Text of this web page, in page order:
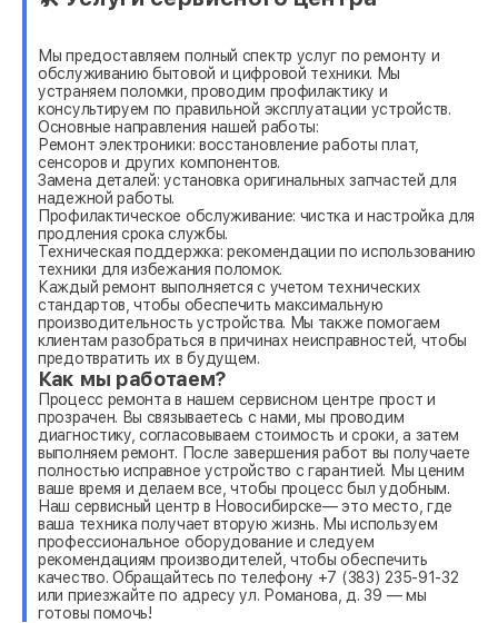
Мы предоставляем полный спектр услуг по ремонту и
обслуживанию бытовой и цифровой техники. Мы
устраняем поломки, проводим профилактику и
консультируем по правильной эксплуатации устройств.
Основные направления нашей работы:
Ремонт электроники: восстановление работы плат,
сенсоров и других компонентов.
Замена деталей: установка оригинальных запчастей для
надежной работы.
Профилактическое обслуживание: чистка и настройка для
продления срока службы.
Техническая поддержка: рекомендации по использованию
техники для избежания поломок.
Каждый ремонт выполняется с учетом технических
стандартов, чтобы обеспечить максимальную
производительность устройства. Мы также помогаем
клиентам разобраться в причинах неисправностей, чтобы
предотвратить их в будущем.
Как мы работаем?
Процесс ремонта в нашем сервисном центре прост и
прозрачен. Вы связываетесь с нами, мы проводим
диагностику, согласовываем стоимость и сроки, а затем
выполняем ремонт. После завершения работ вы получаете
полностью исправное устройство с гарантией. Мы ценим
ваше время и делаем все, чтобы процесс был удобным.
Наш сервисный центр в Новосибирске— это место, где
ваша техника получает вторую жизнь. Мы используем
профессиональное оборудование и следуем
рекомендациям производителей, чтобы обеспечить
качество. Обращайтесь по телефону +7 (383) 235-91-32
или приезжайте по адресу ул. Романова, д. 39 — мы
готовы помочь!